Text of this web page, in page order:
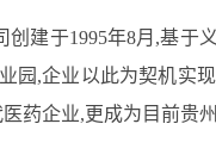
于1995年8月,基于
园,企业以此为契机实
药企业,更成为目前贵